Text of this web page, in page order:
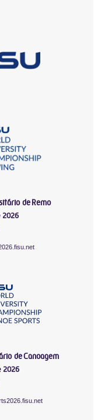
de Remo
2026
de Canoagem
2026